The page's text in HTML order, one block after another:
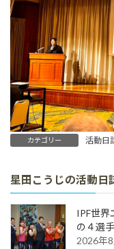
カテゴリー 活動日
星田こうじの活動日
IPF世界
の４選
2026年